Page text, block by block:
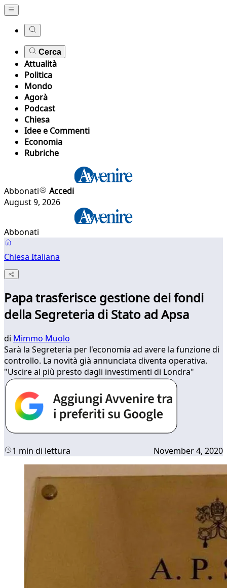
Cerca
Attualità
Politica
Mondo
Agorà
Podcast
Chiesa
Idee e Commenti
Economia
Rubriche
Abbonati
Accedi
August 9, 2026
Abbonati
Chiesa Italiana
Papa trasferisce gestione dei fondi
della Segreteria di Stato ad Apsa
di Mimmo Muolo
Sarà la Segreteria per l'economia ad avere la funzione di
controllo. La novità già annunciata diventa operativa.
"Uscire al più presto dagli investimenti di Londra"
1 min di lettura November 4, 2020